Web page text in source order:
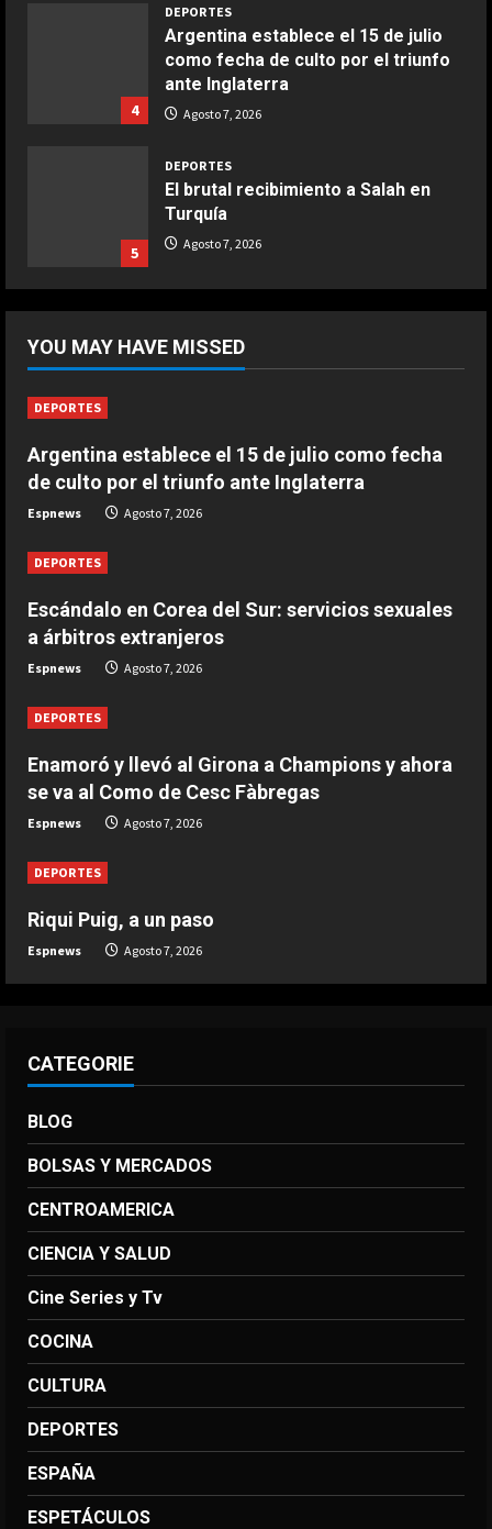
COCINA
Buñuelos de alcachofas
5
COCINA
Ternera guisada con senderuelas
4
DEPORTES
Argentina establece el 15 de julio
como fecha de culto por el triunfo
ante Inglaterra
Agosto 7, 2026
5
DEPORTES
El brutal recibimiento a Salah en
Turquía
Agosto 7, 2026
Riqui Puig, a un paso
Agosto 7, 2026
Enamoró y llevó al Girona a
Champions y ahora se va al Como
de Cesc Fàbregas
3
Escándalo en Corea del Sur:
servicios sexuales a árbitros
extranjeros
4
como fecha de culto por el triunfo
ante Inglaterra
Agosto 7, 2026
Turquía
Agosto 7, 2026
YOU MAY HAVE MISSED
DEPORTES
Argentina establece el 15 de julio como fecha
de culto por el triunfo ante Inglaterra
Espnews Agosto 7, 2026
DEPORTES
Escándalo en Corea del Sur: servicios sexuales
a árbitros extranjeros
Espnews Agosto 7, 2026
DEPORTES
Enamoró y llevó al Girona a Champions y ahora
se va al Como de Cesc Fàbregas
Espnews Agosto 7, 2026
DEPORTES
Riqui Puig, a un paso
Espnews Agosto 7, 2026
CATEGORIE
BLOG
BOLSAS Y MERCADOS
CENTROAMERICA
CIENCIA Y SALUD
Cine Series y Tv
COCINA
CULTURA
DEPORTES
ESPAÑA
ESPETÁCULOS